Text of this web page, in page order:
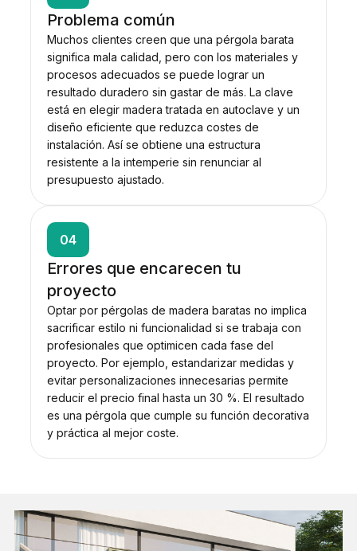
Problema común
Muchos clientes creen que una pérgola barata
significa mala calidad, pero con los materiales y
procesos adecuados se puede lograr un
resultado duradero sin gastar de más. La clave
está en elegir madera tratada en autoclave y un
diseño eficiente que reduzca costes de
instalación. Así se obtiene una estructura
resistente a la intemperie sin renunciar al
presupuesto ajustado.
04
Errores que encarecen tu
proyecto
Optar por pérgolas de madera baratas no implica
sacrificar estilo ni funcionalidad si se trabaja con
profesionales que optimicen cada fase del
proyecto. Por ejemplo, estandarizar medidas y
evitar personalizaciones innecesarias permite
reducir el precio final hasta un 30 %. El resultado
es una pérgola que cumple su función decorativa
y práctica al mejor coste.